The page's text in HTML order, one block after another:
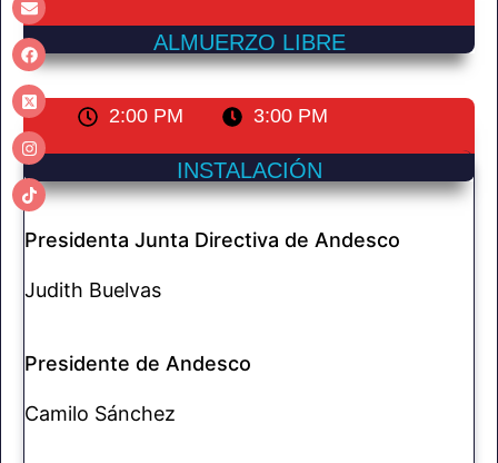
ALMUERZO LIBRE
2:00 PM 3:00 PM
INSTALACIÓN
Presidenta Junta Directiva de Andesco
Judith Buelvas
Presidente de Andesco
Camilo Sánchez